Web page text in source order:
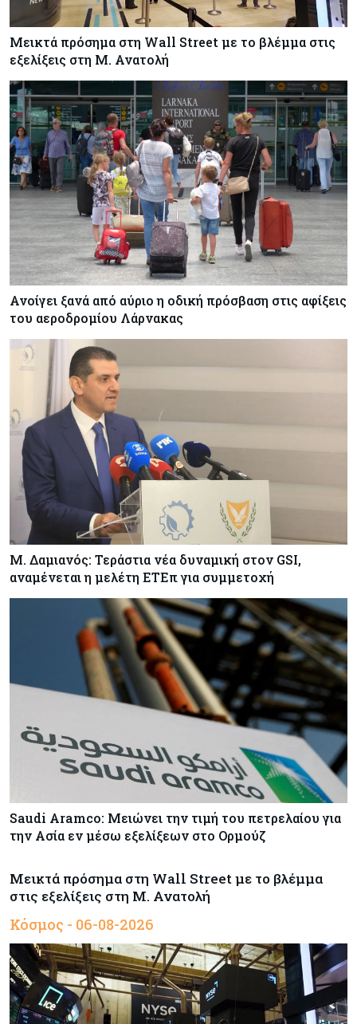
Μεικτά πρόσημα στη Wall Street με το βλέμμα στις
εξελίξεις στη Μ. Ανατολή
Ανοίγει ξανά από αύριο η οδική πρόσβαση στις αφίξεις
του αεροδρομίου Λάρνακας
Μ. Δαμιανός: Τεράστια νέα δυναμική στον GSI,
αναμένεται η μελέτη ΕΤΕπ για συμμετοχή
Saudi Aramco: Μειώνει την τιμή του πετρελαίου για
την Ασία εν μέσω εξελίξεων στο Ορμούζ
Μεικτά πρόσημα στη Wall Street με το βλέμμα
στις εξελίξεις στη Μ. Ανατολή
Κόσμος - 06-08-2026